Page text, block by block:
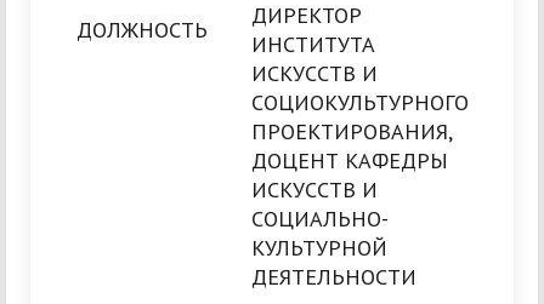
ДОЛЖНОСТЬ
ДИРЕКТОР
ИНСТИТУТА
ИСКУССТВ И
СОЦИОКУЛЬТУРНОГО
ПРОЕКТИРОВАНИЯ,
ДОЦЕНТ КАФЕДРЫ
ИСКУССТВ И
СОЦИАЛЬНО-
КУЛЬТУРНОЙ
ДЕЯТЕЛЬНОСТИ